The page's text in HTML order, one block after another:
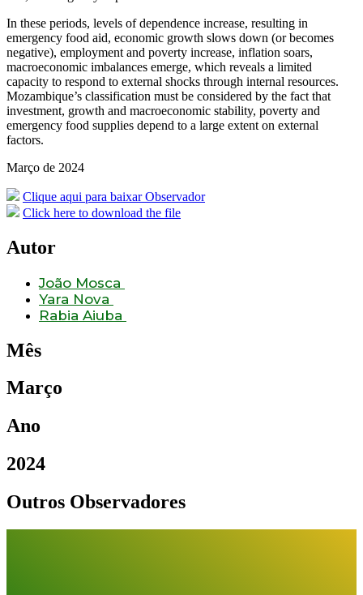
In these periods, levels of dependence increase, resulting in
emergency food aid, economic growth slows down (or becomes
negative), employment and poverty increase, inflation soars,
macroeconomic imbalances emerge, which reveals a limited
capacity to respond to external shocks through internal resources.
Mozambique’s classification must be considered by the fact that
investment, growth and macroeconomic stability, poverty and
emergency food supplies depend to a large extent on external
factors.
Março de 2024
Clique aqui para baixar Observador
Click here to download the file
Autor
João Mosca
Yara Nova
Rabia Aiuba
Mês
Março
Ano
2024
Outros Observadores